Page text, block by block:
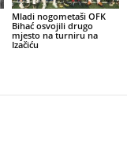
Mladi nogometaši OFK
Bihać osvojili drugo
mjesto na turniru na
Izačiću